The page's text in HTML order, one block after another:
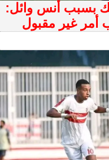
بسبب أنس وائل:
أمر غير مقبول